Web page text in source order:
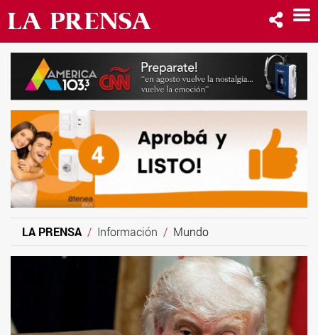
LA PRENSA Información Mundo